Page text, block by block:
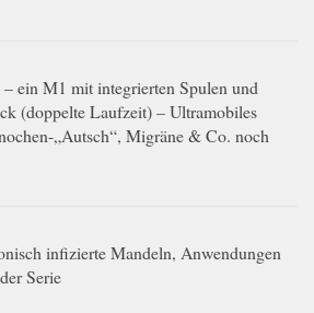
ein M1 mit integrierten Spulen und
(doppelte Laufzeit) – Ultramobiles
„Autsch“, Migräne & Co. noch
infizierte Mandeln, Anwendungen
Serie